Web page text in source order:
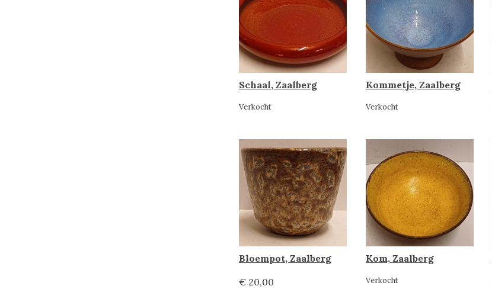
Schaal, Zaalberg
Verkocht
Kommetje, Zaalberg
Verkocht
Bloempot, Zaalberg
€ 20,00
Kom, Zaalberg
Verkocht